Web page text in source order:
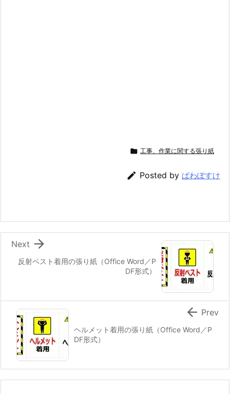
 工事、作業に関する張り紙
 Posted by ぱわぽすけ
反射ベスト着用の張り紙（Office Word／P
DF形式）

Next
ヘルメット着用の張り紙（Office Word／P
DF形式）
 Prev